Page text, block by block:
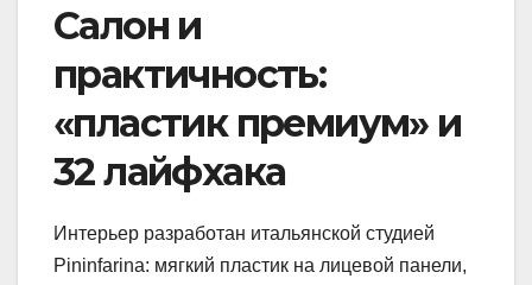
Салон и
практичность:
«пластик премиум» и
32 лайфхака
Интерьер разработан итальянской студией
Pininfarina: мягкий пластик на лицевой панели,